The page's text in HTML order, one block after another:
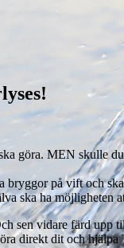
göra. MEN skulle
på vift och
ska ha möjligheten
sen vidare färd upp
direkt dit och